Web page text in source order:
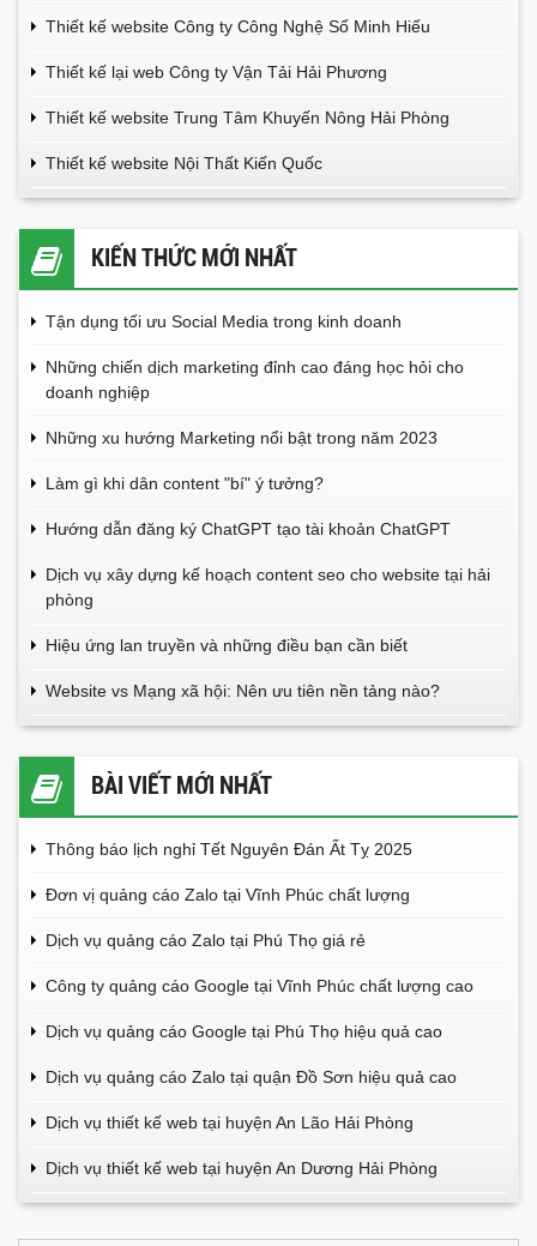
Thiết kế website Công ty Công Nghệ Số Minh Hiếu
Thiết kế lại web Công ty Vận Tải Hải Phương
Thiết kế website Trung Tâm Khuyến Nông Hải Phòng
Thiết kế website Nội Thất Kiến Quốc
KIẾN THỨC MỚI NHẤT
Tận dụng tối ưu Social Media trong kinh doanh
Những chiến dịch marketing đỉnh cao đáng học hỏi cho
doanh nghiệp
Những xu hướng Marketing nổi bật trong năm 2023
Làm gì khi dân content "bí" ý tưởng?
Hướng dẫn đăng ký ChatGPT tạo tài khoản ChatGPT
Dịch vụ xây dựng kế hoạch content seo cho website tại hải
phòng
Hiệu ứng lan truyền và những điều bạn cần biết
Website vs Mạng xã hội: Nên ưu tiên nền tảng nào?
BÀI VIẾT MỚI NHẤT
Thông báo lịch nghỉ Tết Nguyên Đán Ất Tỵ 2025
Đơn vị quảng cáo Zalo tại Vĩnh Phúc chất lượng
Dịch vụ quảng cáo Zalo tại Phú Thọ giá rẻ
Công ty quảng cáo Google tại Vĩnh Phúc chất lượng cao
Dịch vụ quảng cáo Google tại Phú Thọ hiệu quả cao
Dịch vụ quảng cáo Zalo tại quận Đồ Sơn hiệu quả cao
Dịch vụ thiết kế web tại huyện An Lão Hải Phòng
Dịch vụ thiết kế web tại huyện An Dương Hải Phòng